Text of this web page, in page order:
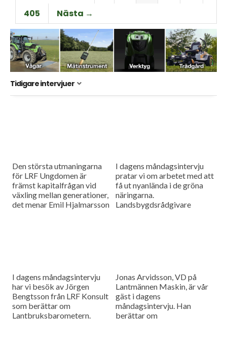
405
Nästa →
Tidigare intervjuer
Den största utmaningarna
för LRF Ungdomen är
främst kapitalfrågan vid
växling mellan generationer,
det menar Emil Hjalmarsson
I dagens måndagsintervju
pratar vi om arbetet med att
få ut nyanlända i de gröna
näringarna.
Landsbygdsrådgivare
I dagens måndagsintervju
har vi besök av Jörgen
Bengtsson från LRF Konsult
som berättar om
Lantbruksbarometern.
Jonas Arvidsson, VD på
Lantmännen Maskin, är vår
gäst i dagens
måndagsintervju. Han
berättar om